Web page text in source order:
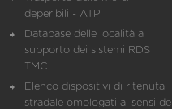
deperibili - ATP
Database delle località a
supporto dei sistemi RDS
TMC
Elenco dispositivi di ritenuta
stradale omologati ai sensi del